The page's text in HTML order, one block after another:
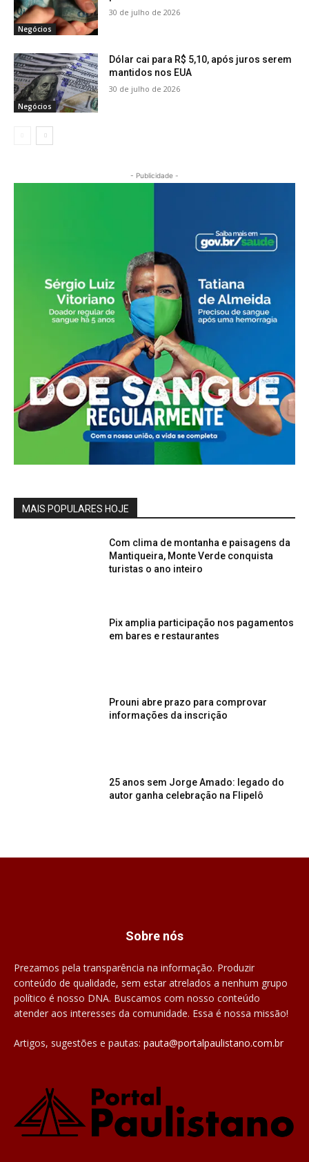
Negócios
30 de julho de 2026
Negócios
Dólar cai para R$ 5,10, após juros serem
mantidos nos EUA
30 de julho de 2026
- Publicidade -
MAIS POPULARES HOJE
Com clima de montanha e paisagens da
Mantiqueira, Monte Verde conquista
turistas o ano inteiro
Pix amplia participação nos pagamentos
em bares e restaurantes
Prouni abre prazo para comprovar
informações da inscrição
25 anos sem Jorge Amado: legado do
autor ganha celebração na Flipelô
Sobre nós
Prezamos pela transparência na informação. Produzir
conteúdo de qualidade, sem estar atrelados a nenhum grupo
político é nosso DNA. Buscamos com nosso conteúdo
atender aos interesses da comunidade. Essa é nossa missão!
Artigos, sugestões e pautas: pauta@portalpaulistano.com.br